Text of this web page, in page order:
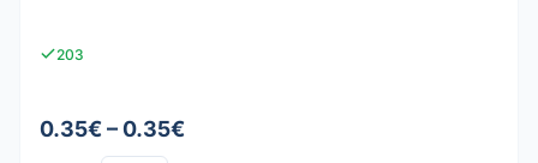
203
0.35€ – 0.35€